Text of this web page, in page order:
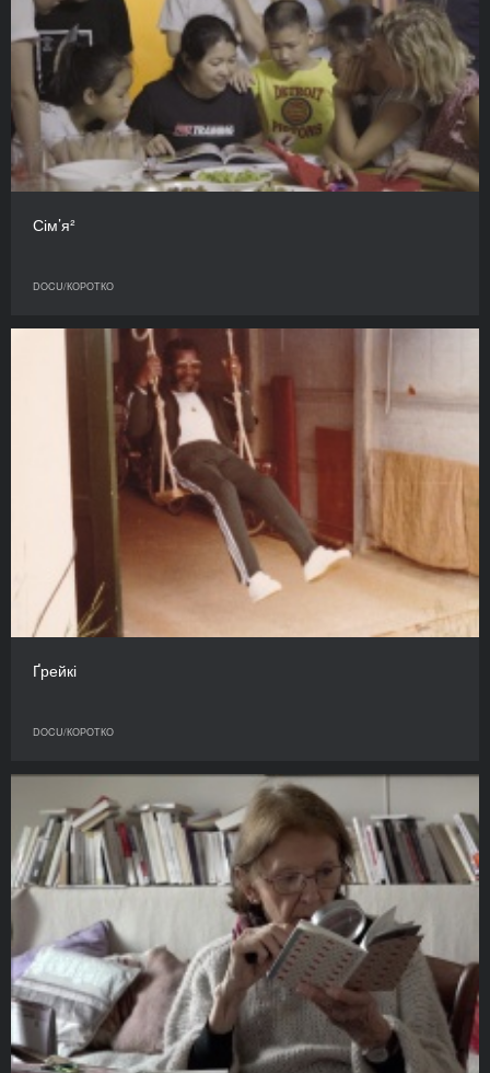
Сім’я²
DOCU/КОРОТКО
Ґрейкі
DOCU/КОРОТКО